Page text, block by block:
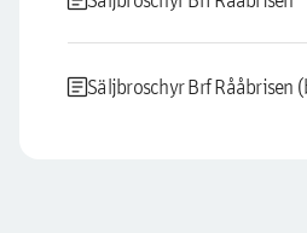
articleSäljbroschyr Brf Rååbrisen